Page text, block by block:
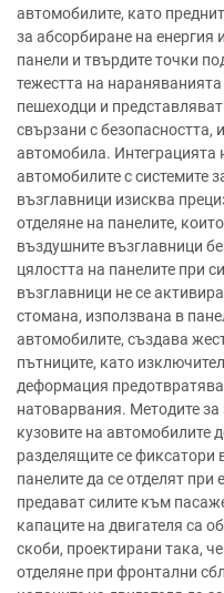
автомобилите, като
за абсорбиране на
панели и твърдите точки
тежестта на
пешеходци и
свързани с безопасността,
автомобила. Интеграцията
автомобилите с системите
възглавници изисква
отделяне на панелите,
въздушните възглавници
цялостта на панелите при
възглавници не се
стомана, използвана в
автомобилите, създава
пътниците, като
деформация
натоварвания. Методите за
кузовите на автомобилите
разделящите се фиксатори
панелите да се отделят
предават силите към
капаците на двигателя са
скоби, проектирани така,
отделяне при фронтални